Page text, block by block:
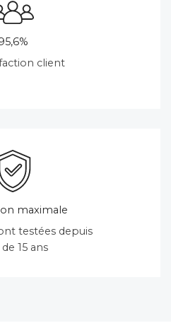
client
maximale
testées depuis
15 ans